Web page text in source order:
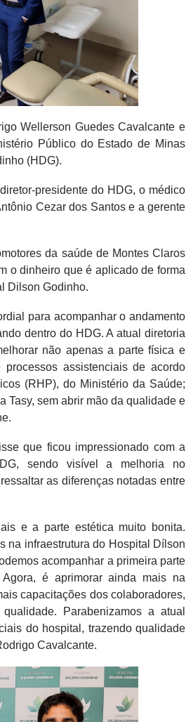
Wellerson Guedes Cavalcante e
Público do Estado de Minas
(HDG).
presidente do HDG, o médico
Cezar dos Santos e a gerente
da saúde de Montes Claros
o dinheiro que é aplicado de forma
Dilson Godinho.
para acompanhar o andamento
dentro do HDG. A atual diretoria
não apenas a parte física e
processos assistenciais de acordo
(RHP), do Ministério da Saúde;
Tasy, sem abrir mão da qualidade e
que ficou impressionado com a
sendo visível a melhoria no
as diferenças notadas entre
e a parte estética muito bonita.
na infraestrutura do Hospital Dílson
acompanhar a primeira parte
é aprimorar ainda mais na
capacitações dos colaboradores,
Parabenizamos a atual
do hospital, trazendo qualidade
Cavalcante.